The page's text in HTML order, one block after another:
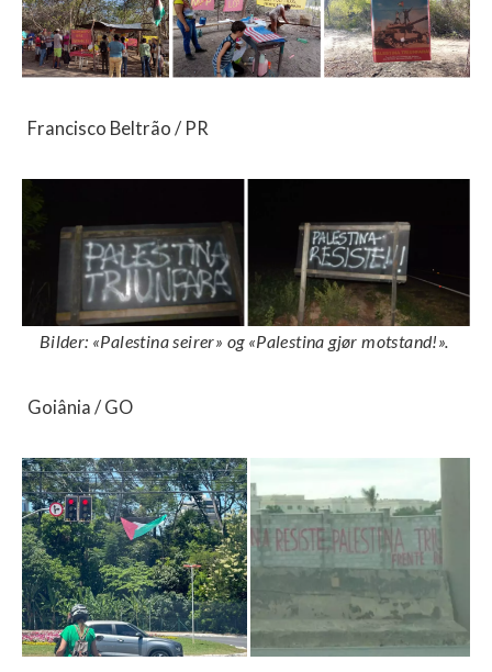
Francisco Beltrão / PR
Bilder: «Palestina seirer» og «Palestina gjør motstand!».
Goiânia / GO